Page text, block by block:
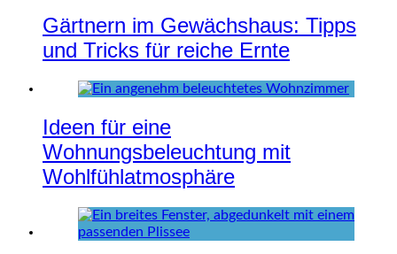
Gärtnern im Gewächshaus: Tipps
und Tricks für reiche Ernte
Ideen für eine
Wohnungsbeleuchtung mit
Wohlfühlatmosphäre